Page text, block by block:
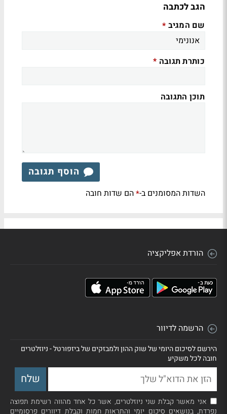
הגב לכתבה
שם המגיב *
כותרת תגובה *
תוכן התגובה
הוסף תגובה
השדות המסומנים ב-*הם שדות חובה
הורדת אפליקציה
הרשמה לדיוור
הירשם לסיכום היומי של שוק ההון ולמבזקים של ביזפורטל - ניוזלטרים
חובה לכל משקיע
אני מאשר קבלת שני ניוזלטרים, אשר כל אחד מהווה רשימת תפוצה
נפרדת, בנושאים סיכום יומי והתראות חמות וקבלת דיוורים פרסומיים